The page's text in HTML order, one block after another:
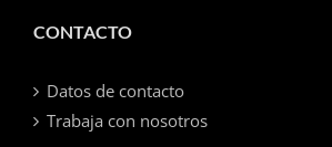
CONTACTO
Datos de contacto
Trabaja con nosotros